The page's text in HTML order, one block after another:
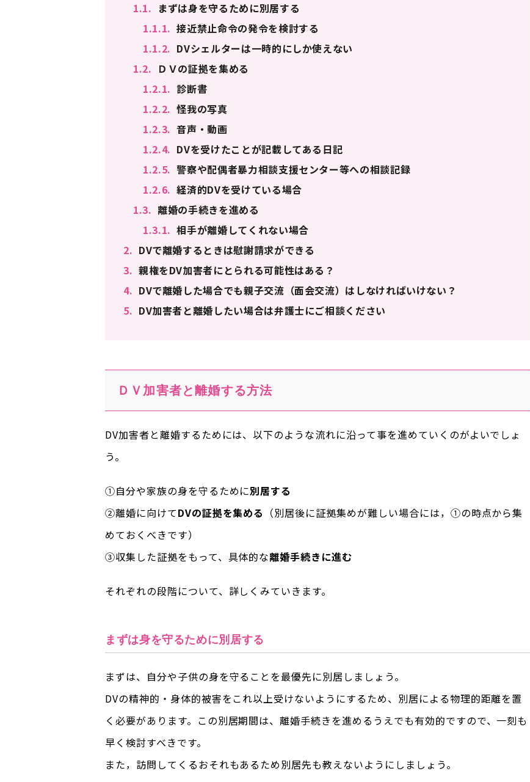
1.1. まずは身を守るために別居する
1.1.1. 接近禁止命令の発令を検討する
1.1.2. DVシェルターは一時的にしか使えない
1.2. ＤＶの証拠を集める
1.2.1. 診断書
1.2.2. 怪我の写真
1.2.3. 音声・動画
1.2.4. DVを受けたことが記載してある日記
1.2.5. 警察や配偶者暴力相談支援センター等への相談記録
1.2.6. 経済的DVを受けている場合
1.3. 離婚の手続きを進める
1.3.1. 相手が離婚してくれない場合
2. DVで離婚するときは慰謝請求ができる
3. 親権をDV加害者にとられる可能性はある？
4. DVで離婚した場合でも親子交流（面会交流）はしなければいけない？
5. DV加害者と離婚したい場合は弁護士にご相談ください
ＤＶ加害者と離婚する方法
DV加害者と離婚するためには、以下のような流れに沿って事を進めていくのがよいでしょ
う。
①自分や家族の身を守るために別居する
②離婚に向けてDVの証拠を集める （別居後に証拠集めが難しい場合には，①の時点から集
めておくべきです）
③収集した証拠をもって、具体的な離婚手続きに進む
それぞれの段階について、詳しくみていきます。
まずは身を守るために別居する
まずは、自分や子供の身を守ることを最優先に別居しましょう。
DVの精神的・身体的被害をこれ以上受けないようにするため、別居による物理的距離を置
く必要があります。この別居期間は、離婚手続きを進めるうえでも有効的ですので、一刻も
早く検討すべきです。
また，訪問してくるおそれもあるため別居先も教えないようにしましょう。